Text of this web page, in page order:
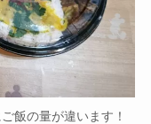
飯の量が違います！